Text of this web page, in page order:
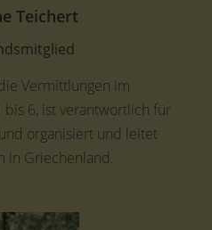
Teichert
Vermittlungen im
6, ist verantwortlich für
organisiert und leitet
in Griechenland.